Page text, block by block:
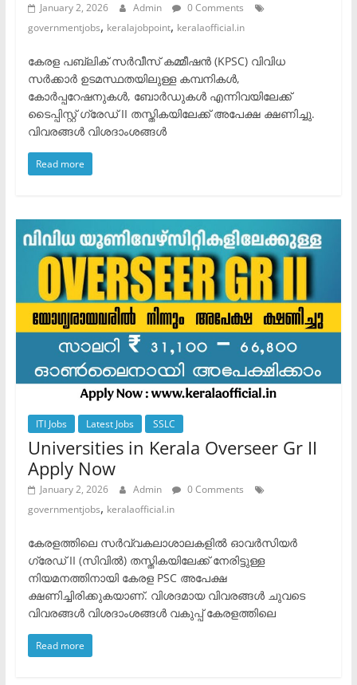
January 2, 2026 Admin
0 Comments
governmentjobs, keralajobpoint, keralaofficial.in
കേരള പബ്ലിക് സർവീസ് കമ്മീഷൻ (KPSC) വിവിധ
സർക്കാർ ഉടമസ്ഥതയിലുള്ള കമ്പനികൾ,
കോർപ്പറേഷനുകൾ, ബോർഡുകൾ എന്നിവയിലേക്ക്
ടൈപ്പിസ്റ്റ് ഗ്രേഡ് II തസ്തികയിലേക്ക് അപേക്ഷ ക്ഷണിച്ചു.
വിവരങ്ങൾ വിശദാംശങ്ങൾ
Read more
ITI Jobs Latest Jobs SSLC
Universities in Kerala Overseer Gr II
Apply Now
January 2, 2026 Admin
0 Comments
governmentjobs, keralaofficial.in
കേരളത്തിലെ സർവ്വകലാശാലകളിൽ ഓവർസിയർ
ഗ്രേഡ് II (സിവിൽ) തസ്തികയിലേക്ക് നേരിട്ടുള്ള
നിയമനത്തിനായി കേരള PSC അപേക്ഷ
ക്ഷണിച്ചിരിക്കുകയാണ്. വിശദമായ വിവരങ്ങൾ ചുവടെ
വിവരങ്ങൾ വിശദാംശങ്ങൾ വകുപ്പ് കേരളത്തിലെ
Read more